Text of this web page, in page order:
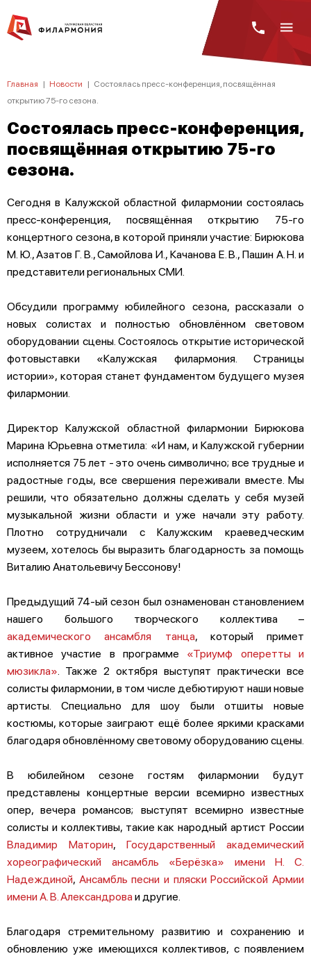
Главная | Новости | Состоялась пресс-конференция, посвящённая
открытию 75-го сезона.
Состоялась пресс-конференция,
посвящённая открытию 75-го
сезона.
Сегодня в Калужской областной филармонии состоялась
пресс-конференция, посвящённая открытию 75-го
концертного сезона, в которой приняли участие: Бирюкова
М. Ю., Азатов Г. В., Самойлова И., Качанова Е. В., Пашин А. Н. и
представители региональных СМИ.
Обсудили программу юбилейного сезона, рассказали о
новых солистах и полностью обновлённом световом
оборудовании сцены. Состоялось открытие исторической
фотовыставки «Калужская филармония. Страницы
истории», которая станет фундаментом будущего музея
филармонии.
Директор Калужской областной филармонии Бирюкова
Марина Юрьевна отметила: «И нам, и Калужской губернии
исполняется 75 лет - это очень символично; все трудные и
радостные годы, все свершения переживали вместе. Мы
решили, что обязательно должны сделать у себя музей
музыкальной жизни области и уже начали эту работу.
Плотно сотрудничали с Калужским краеведческим
музеем, хотелось бы выразить благодарность за помощь
Виталию Анатольевичу Бессонову!
Предыдущий 74-ый сезон был ознаменован становлением
нашего большого творческого коллектива –
академического ансамбля танца, который примет
активное участие в программе «Триумф оперетты и
мюзикла» . Также 2 октября выступят практически все
солисты филармонии, в том числе дебютируют наши новые
артисты. Специально для шоу были отшиты новые
костюмы, которые заиграют ещё более яркими красками
благодаря обновлённому световому оборудованию сцены.
В юбилейном сезоне гостям филармонии будут
представлены концертные версии всемирно известных
опер, вечера романсов; выступят всемирно известные
солисты и коллективы, такие как народный артист России
Владимир Маторин, Государственный академический
хореографический ансамбль «Берёзка» имени Н. С.
Надеждиной, Ансамбль песни и пляски Российской Армии
имени А. В. Александроваи другие.
Благодаря стремительному развитию и сохранению и
обновлению уже имеющихся коллективов, с появлением